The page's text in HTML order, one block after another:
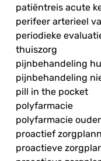
patiëntreis acute
perifeer arterieel
periodieke
thuiszorg
pijnbehandeling
pijnbehandeling
pill in the pocket
polyfarmacie
polyfarmacie
proactief
proactieve